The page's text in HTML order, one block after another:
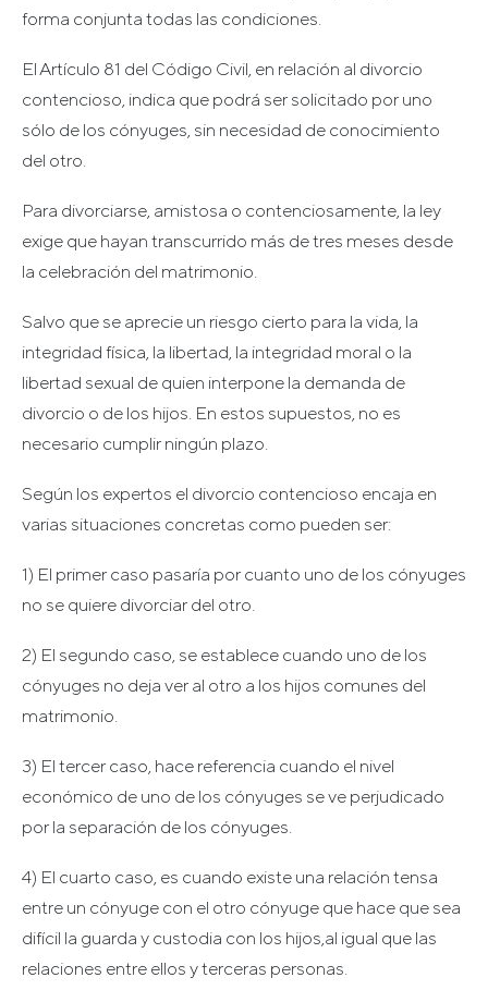
forma conjunta todas las condiciones.
El Artículo 81 del Código Civil, en relación al divorcio
contencioso, indica que podrá ser solicitado por uno
sólo de los cónyuges, sin necesidad de conocimiento
del otro.
Para divorciarse, amistosa o contenciosamente, la ley
exige que hayan transcurrido más de tres meses desde
la celebración del matrimonio.
Salvo que se aprecie un riesgo cierto para la vida, la
integridad física, la libertad, la integridad moral o la
libertad sexual de quien interpone la demanda de
divorcio o de los hijos. En estos supuestos, no es
necesario cumplir ningún plazo.
Según los expertos el divorcio contencioso encaja en
varias situaciones concretas como pueden ser:
1) El primer caso pasaría por cuanto uno de los cónyuges
no se quiere divorciar del otro.
2) El segundo caso, se establece cuando uno de los
cónyuges no deja ver al otro a los hijos comunes del
matrimonio.
3) El tercer caso, hace referencia cuando el nivel
económico de uno de los cónyuges se ve perjudicado
por la separación de los cónyuges.
4) El cuarto caso, es cuando existe una relación tensa
entre un cónyuge con el otro cónyuge que hace que sea
difícil la guarda y custodia con los hijos,al igual que las
relaciones entre ellos y terceras personas.